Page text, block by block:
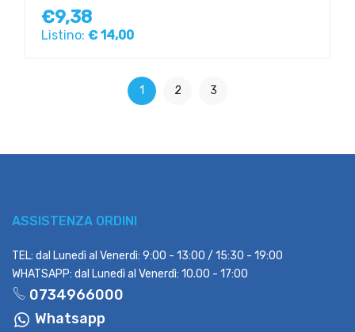
€9,38
Listino: € 14,00
1 2 3
ASSISTENZA ORDINI
TEL: dal Lunedì al Venerdì: 9:00 - 13:00 / 15:30 - 19:00
WHATSAPP: dal Lunedì al Venerdì: 10.00 - 17:00
0734966000
Whatsapp